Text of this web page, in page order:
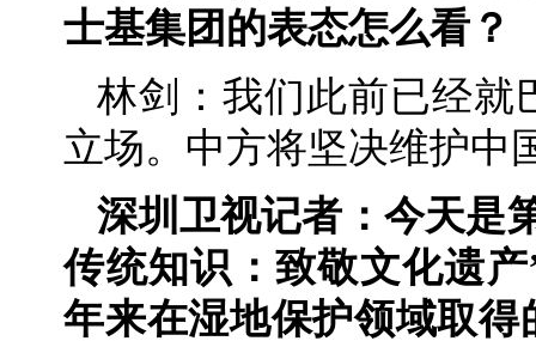
士基集团的表态怎么看？
林剑：我们此前已经就
立场。中方将坚决维护中
深圳卫视记者：今天是
传统知识：致敬文化遗
年来在湿地保护领域取